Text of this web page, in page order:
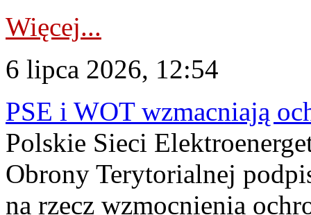
Więcej...
6 lipca 2026, 12:54
PSE i WOT wzmacniają
Polskie Sieci
Obrony Terytorialnej
na rzecz wzmocnienia